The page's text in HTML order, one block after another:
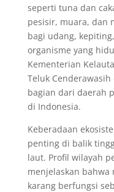
seperti tuna dan
pesisir, muara, dan
bagi udang,
organisme yang
Kementerian
Teluk
bagian dari daerah
di Indonesia.
Keberadaan
penting di balik
laut. Profil wilayah
menjelaskan
karang berfungsi